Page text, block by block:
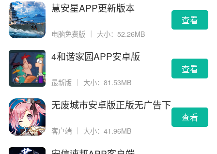
慧安星APP更新版本
电脑免费版 ｜ 大小：52.26MB
查看
4和谐家园APP安卓版
最新版 大小：81.53MB
查看
无废城市安卓版正版无广告下
客户端 大小：41.96MB
查看